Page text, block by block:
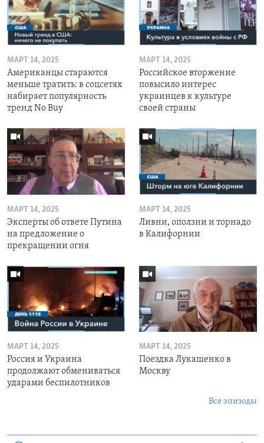
МАРТ 14, 2025
Американцы стараются
меньше тратить: в соцсетях
набирает популярность
тренд No Buy
МАРТ 14, 2025
Российское вторжение
повысило интерес
украинцев к культуре
своей страны
МАРТ 14, 2025
Эксперты об ответе Путина
на предложение о
прекращении огня
МАРТ 14, 2025
Ливни, оползни и торнадо
в Калифорнии
МАРТ 14, 2025
Россия и Украина
продолжают обмениваться
ударами беспилотников
МАРТ 14, 2025
Поездка Лукашенко в
Москву
Все эпизоды